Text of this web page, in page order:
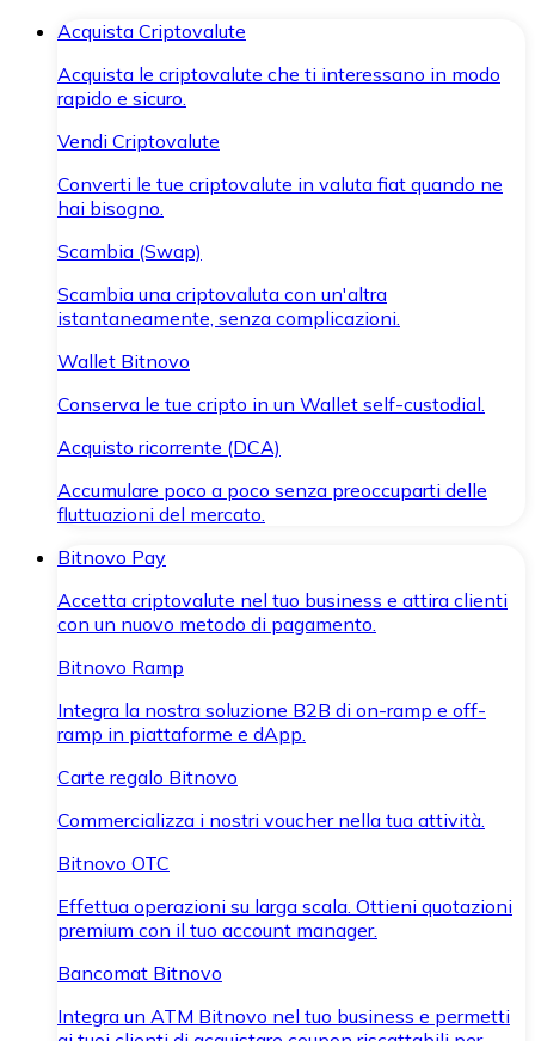
Acquista Criptovalute
Acquista le criptovalute che ti interessano in modo
rapido e sicuro.
Vendi Criptovalute
Converti le tue criptovalute in valuta fiat quando ne
hai bisogno.
Scambia (Swap)
Scambia una criptovaluta con un'altra
istantaneamente, senza complicazioni.
Wallet Bitnovo
Conserva le tue cripto in un Wallet self-custodial.
Acquisto ricorrente (DCA)
Accumulare poco a poco senza preoccuparti delle
fluttuazioni del mercato.
Bitnovo Pay
Accetta criptovalute nel tuo business e attira clienti
con un nuovo metodo di pagamento.
Bitnovo Ramp
Integra la nostra soluzione B2B di on-ramp e off-
ramp in piattaforme e dApp.
Carte regalo Bitnovo
Commercializza i nostri voucher nella tua attività.
Bitnovo OTC
Effettua operazioni su larga scala. Ottieni quotazioni
premium con il tuo account manager.
Bancomat Bitnovo
Integra un ATM Bitnovo nel tuo business e permetti